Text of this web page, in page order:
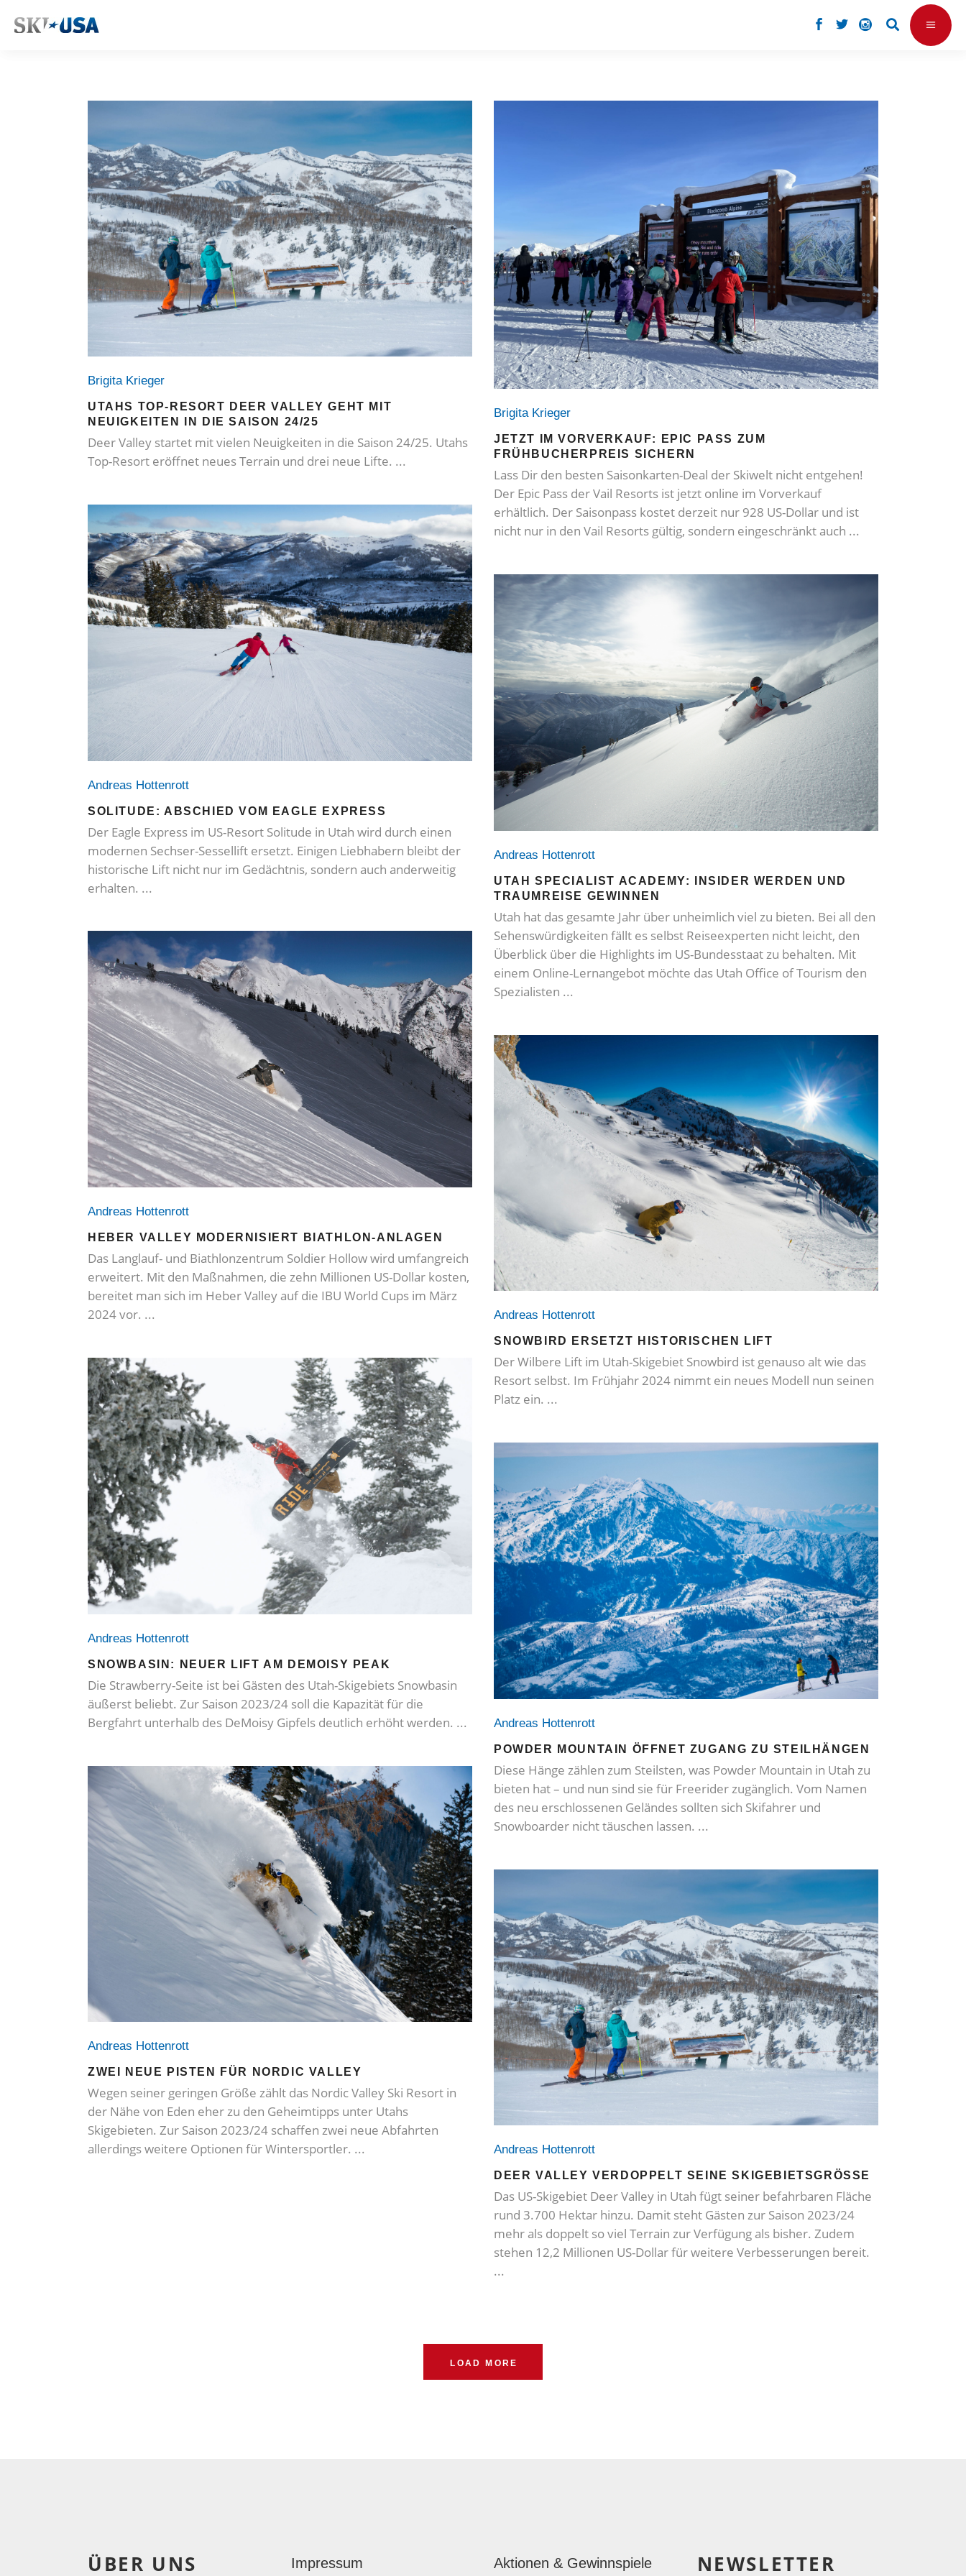
Brigita Krieger
UTAHS TOP-RESORT DEER VALLEY GEHT MIT
NEUIGKEITEN IN DIE SAISON 24/25
Deer Valley startet mit vielen Neuigkeiten in die Saison 24/25. Utahs
Top-Resort eröffnet neues Terrain und drei neue Lifte.
Brigita Krieger
JETZT IM VORVERKAUF: EPIC PASS ZUM
FRÜHBUCHERPREIS SICHERN
Lass Dir den besten Saisonkarten-Deal der Skiwelt nicht entgehen!
Der Epic Pass der Vail Resorts ist jetzt online im Vorverkauf
erhältlich. Der Saisonpass kostet derzeit nur 928 US-Dollar und ist
nicht nur in den Vail Resorts gültig, sondern eingeschränkt auch
Andreas Hottenrott
SOLITUDE: ABSCHIED VOM EAGLE EXPRESS
Der Eagle Express im US-Resort Solitude in Utah wird durch einen
modernen Sechser-Sessellift ersetzt. Einigen Liebhabern bleibt der
historische Lift nicht nur im Gedächtnis, sondern auch anderweitig
erhalten.
Andreas Hottenrott
UTAH SPECIALIST ACADEMY: INSIDER WERDEN UND
TRAUMREISE GEWINNEN
Utah hat das gesamte Jahr über unheimlich viel zu bieten. Bei all den
Sehenswürdigkeiten fällt es selbst Reiseexperten nicht leicht, den
Überblick über die Highlights im US-Bundesstaat zu behalten. Mit
einem Online-Lernangebot möchte das Utah Office of Tourism den
Spezialisten
Andreas Hottenrott
HEBER VALLEY MODERNISIERT BIATHLON-ANLAGEN
Das Langlauf- und Biathlonzentrum Soldier Hollow wird umfangreich
erweitert. Mit den Maßnahmen, die zehn Millionen US-Dollar kosten,
bereitet man sich im Heber Valley auf die IBU World Cups im März
2024 vor.
Andreas Hottenrott
SNOWBIRD ERSETZT HISTORISCHEN LIFT
Der Wilbere Lift im Utah-Skigebiet Snowbird ist genauso alt wie das
Resort selbst. Im Frühjahr 2024 nimmt ein neues Modell nun seinen
Platz ein.
Andreas Hottenrott
SNOWBASIN: NEUER LIFT AM DEMOISY PEAK
Die Strawberry-Seite ist bei Gästen des Utah-Skigebiets Snowbasin
äußerst beliebt. Zur Saison 2023/24 soll die Kapazität für die
Bergfahrt unterhalb des DeMoisy Gipfels deutlich erhöht werden.
Andreas Hottenrott
POWDER MOUNTAIN ÖFFNET ZUGANG ZU STEILHÄNGEN
Diese Hänge zählen zum Steilsten, was Powder Mountain in Utah zu
bieten hat – und nun sind sie für Freerider zugänglich. Vom Namen
des neu erschlossenen Geländes sollten sich Skifahrer und
Snowboarder nicht täuschen lassen.
Andreas Hottenrott
ZWEI NEUE PISTEN FÜR NORDIC VALLEY
Wegen seiner geringen Größe zählt das Nordic Valley Ski Resort in
der Nähe von Eden eher zu den Geheimtipps unter Utahs
Skigebieten. Zur Saison 2023/24 schaffen zwei neue Abfahrten
allerdings weitere Optionen für Wintersportler.
Andreas Hottenrott
DEER VALLEY VERDOPPELT SEINE SKIGEBIETSGRÖSSE
Das US-Skigebiet Deer Valley in Utah fügt seiner befahrbaren Fläche
rund 3.700 Hektar hinzu. Damit steht Gästen zur Saison 2023/24
mehr als doppelt so viel Terrain zur Verfügung als bisher. Zudem
stehen 12,2 Millionen US-Dollar für weitere Verbesserungen bereit.
LOAD MORE
ÜBER UNS Impressum Aktionen & Gewinnspiele NEWSLETTER